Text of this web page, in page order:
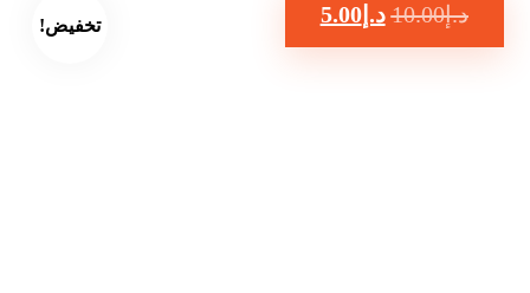
تخفيض! د.إ10.00 د.إ5.00